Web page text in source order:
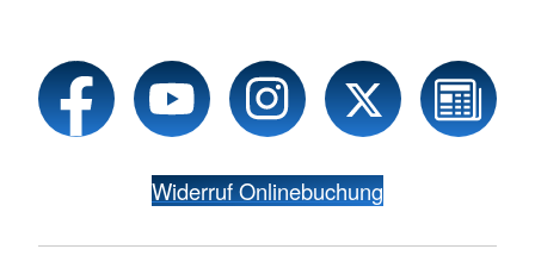
Widerruf Onlinebuchung